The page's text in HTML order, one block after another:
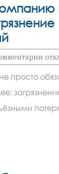
к
Суд
за
просто